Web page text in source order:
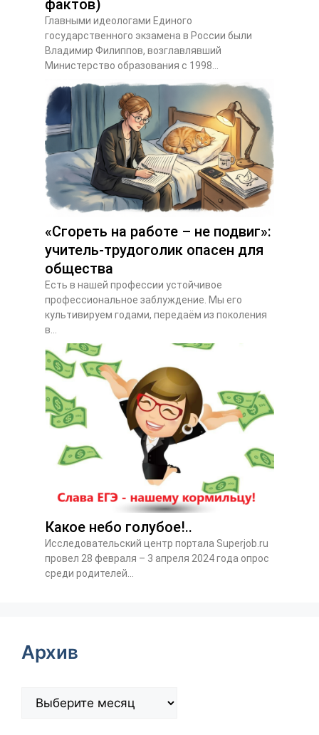
фактов)
Главными идеологами Единого
государственного экзамена в России были
Владимир Филиппов, возглавлявший
Министерство образования с 1998...
«Сгореть на работе – не подвиг»:
учитель-трудоголик опасен для
общества
Есть в нашей профессии устойчивое
профессиональное заблуждение. Мы его
культивируем годами, передаём из поколения
в...
Какое небо голубое!..
Исследовательский центр портала Superjob.ru
провел 28 февраля – 3 апреля 2024 года опрос
среди родителей...
Архив